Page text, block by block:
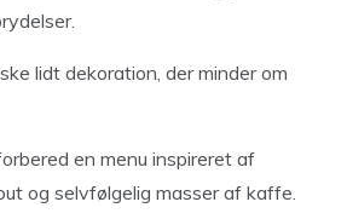
lidt dekoration, der minder om
en menu inspireret af
og selvfølgelig masser af kaffe.